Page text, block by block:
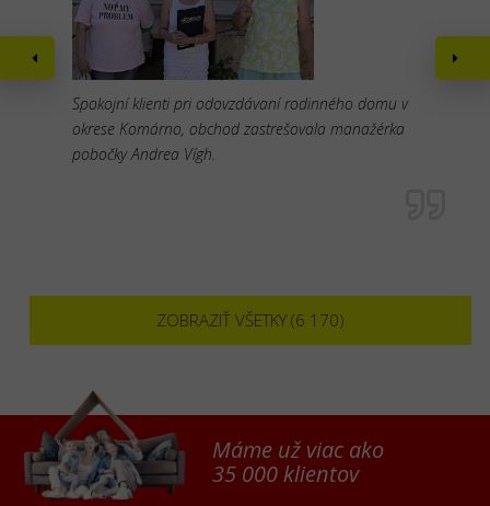
Spokojní klienti pri odovzdávaní rodinného domu v
okrese Komárno, obchod zastrešovala manažérka
pobočky Andrea Vígh.
ZOBRAZIŤ VŠETKY (6 170)
Máme už viac ako
35 000 klientov